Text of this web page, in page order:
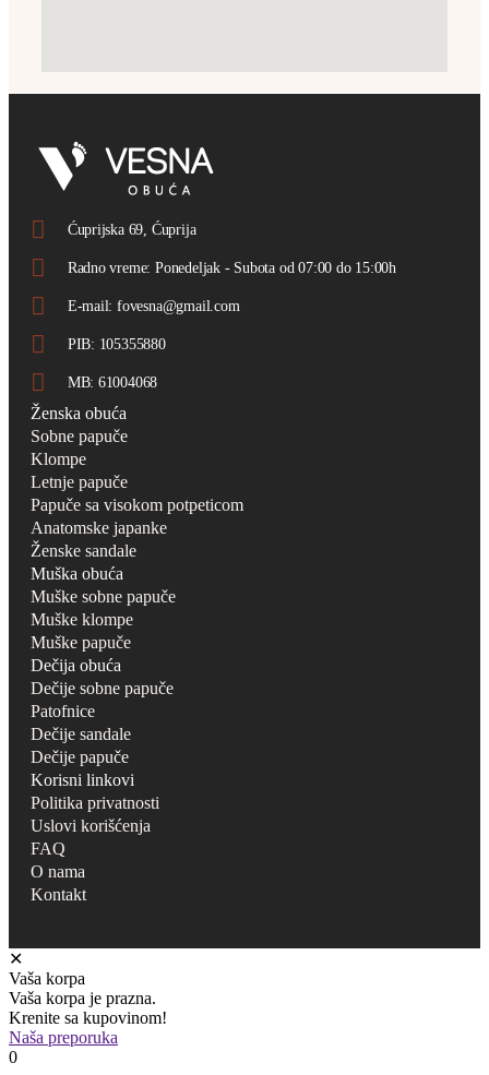
Ćuprijska 69, Ćuprija
Radno vreme: Ponedeljak - Subota od 07:00 do 15:00h
E-mail: fovesna@gmail.com
PIB: 105355880
MB: 61004068
Ženska obuća
Sobne papuče
Klompe
Letnje papuče
Papuče sa visokom potpeticom
Anatomske japanke
Ženske sandale
Muška obuća
Muške sobne papuče
Muške klompe
Muške papuče
Dečija obuća
Dečije sobne papuče
Patofnice
Dečije sandale
Dečije papuče
Korisni linkovi
Politika privatnosti
Uslovi korišćenja
FAQ
O nama
Kontakt
✕
Vaša korpa
Vaša korpa je prazna.
Krenite sa kupovinom!
Naša preporuka
0